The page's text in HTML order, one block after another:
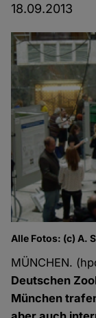
18.09.2013
Alle Fotos: (c) A.
MÜNCHEN.
Deutschen
München